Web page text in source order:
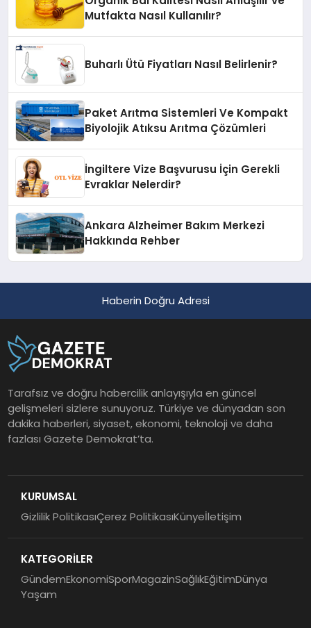
Mutfakta Nasıl Kullanılır?
Buharlı Ütü Fiyatları Nasıl Belirlenir?
Paket Arıtma Sistemleri Ve Kompakt
Biyolojik Atıksu Arıtma Çözümleri
İngiltere Vize Başvurusu İçin Gerekli
Evraklar Nelerdir?
Ankara Alzheimer Bakım Merkezi
Hakkında Rehber
Haberin Doğru Adresi
Tarafsız ve doğru habercilik anlayışıyla en güncel
gelişmeleri sizlere sunuyoruz. Türkiye ve dünyadan son
dakika haberleri, siyaset, ekonomi, teknoloji ve daha
fazlası Gazete Demokrat’ta.
KURUMSAL
Gizlilik PolitikasıÇerez PolitikasıKünyeİletişim
KATEGORİLER
GündemEkonomiSporMagazinSağlıkEğitimDünya
Yaşam